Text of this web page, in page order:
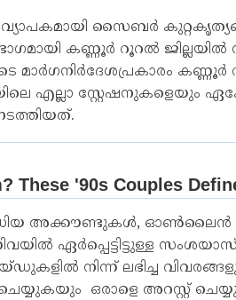
സൈബർ
കണ്ണൂർ റൂറൽ ജില്ലയിൽ
മാർഗനിർദേശപ്രകാരം
എല്ലാ സ്റ്റേഷനുകളെയും
അക്കൗണ്ടുകൾ, ഓൺലൈൻ
ഏർപ്പെട്ടിട്ടുള്ള
നിന്ന് ലഭിച്ച
ചെയ്യുകയും ഒരാളെ അറസ്റ്റ്